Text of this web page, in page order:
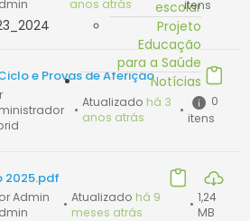
escolar
Projeto
Educação
para a Saúde
Notícias
anos atrás
itens
e Provas de Aferição
• Atualizado há 3
anos atrás
•
0
itens
2025.pdf
Admin
• Atualizado há 9
meses atrás
• 1,24
MB